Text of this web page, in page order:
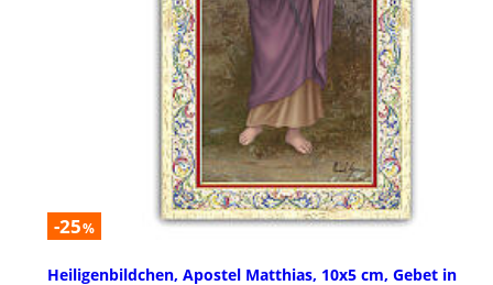
-25%
Heiligenbildchen, Apostel Matthias, 10x5 cm, Gebet in